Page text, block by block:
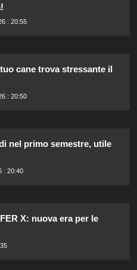
: 20:55
cane trova stressante il
: 20:50
nel primo semestre, utile
: 20:40
X: nuova era per le